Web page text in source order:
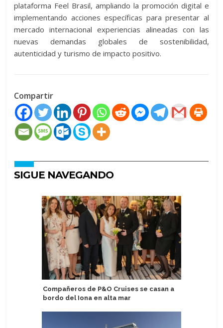
plataforma Feel Brasil, ampliando la promoción digital e
implementando acciones específicas para presentar al
mercado internacional experiencias alineadas con las
nuevas demandas globales de sostenibilidad,
autenticidad y turismo de impacto positivo.
Compartir
SIGUE NAVEGANDO
Compañeros de P&O Cruises se casan a
bordo del Iona en alta mar